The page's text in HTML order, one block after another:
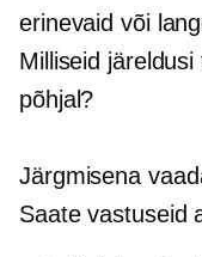
erinevaid või
Milliseid
põhjal?
Järgmisena
Saate vastuseid